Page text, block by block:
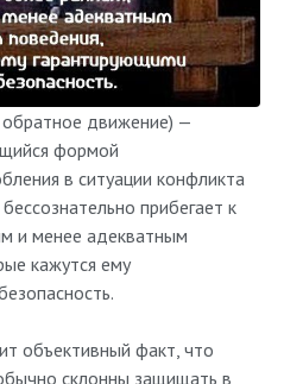
обратное движение) —
формой
в ситуации конфликта
прибегает к
и менее адекватным
кажутся ему
объективный факт, что
склонны защищать в